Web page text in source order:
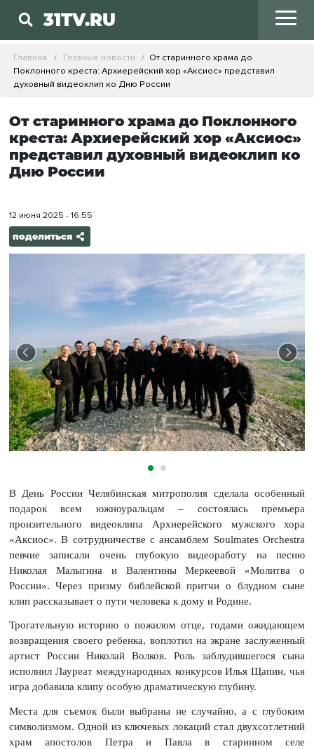
31TV.RU
Главная Главные новости
От старинного храма до
Поклонного креста: Архиерейский хор «Аксиос» представил
духовный видеоклип ко Дню России
От старинного храма до Поклонного
креста: Архиерейский хор «Аксиос»
представил духовный видеоклип ко
Дню России
12 июня 2025 - 16:55
поделиться
В День России Челябинская митрополия сделала особенный
подарок всем южноуральцам – состоялась премьера
пронзительного видеоклипа Архиерейского мужского хора
«Аксиос». В сотрудничестве с ансамблем Soulmates Orchestra
певчие записали очень глубокую видеоработу на песню
Николая Малыгина и Валентины Меркеевой «Молитва о
России». Через призму библейской притчи о блудном сыне
клип рассказывает о пути человека к дому и Родине.
Трогательную историю о пожилом отце, годами ожидающем
возвращения своего ребенка, воплотил на экране заслуженный
артист России Николай Волков. Роль заблудившегося сына
исполнил Лауреат международных конкурсов Илья Щапин, чья
игра добавила клипу особую драматическую глубину.
Места для съемок были выбраны не случайно, а с глубоким
символизмом. Одной из ключевых локаций стал двухсотлетний
храм апостолов Петра и Павла в старинном селе